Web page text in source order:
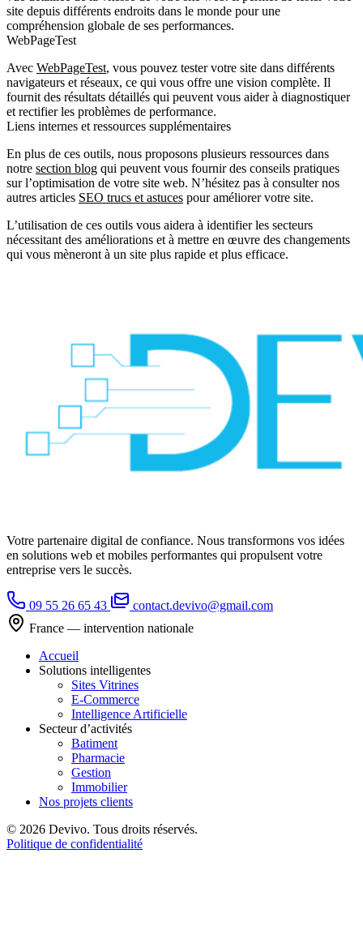
site depuis différents endroits dans le monde pour une
compréhension globale de ses performances.
WebPageTest
Avec WebPageTest, vous pouvez tester votre site dans différents
navigateurs et réseaux, ce qui vous offre une vision complète. Il
fournit des résultats détaillés qui peuvent vous aider à diagnostiquer
et rectifier les problèmes de performance.
Liens internes et ressources supplémentaires
En plus de ces outils, nous proposons plusieurs ressources dans
notre section blog qui peuvent vous fournir des conseils pratiques
sur l’optimisation de votre site web. N’hésitez pas à consulter nos
autres articles SEO trucs et astuces pour améliorer votre site.
L’utilisation de ces outils vous aidera à identifier les secteurs
nécessitant des améliorations et à mettre en œuvre des changements
qui vous mèneront à un site plus rapide et plus efficace.
Votre partenaire digital de confiance. Nous transformons vos idées
en solutions web et mobiles performantes qui propulsent votre
entreprise vers le succès.
09 55 26 65 43
contact.devivo@gmail.com
France — intervention nationale
Accueil
Solutions intelligentes
Sites Vitrines
E-Commerce
Intelligence Artificielle
Secteur d’activités
Batiment
Pharmacie
Gestion
Immobilier
Nos projets clients
© 2026 Devivo. Tous droits réservés.
Politique de confidentialité